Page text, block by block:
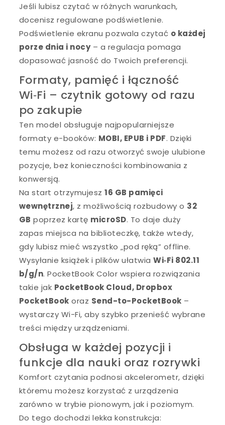
Jeśli lubisz czytać w różnych warunkach,
docenisz regulowane podświetlenie.
Podświetlenie ekranu pozwala czytać o każdej
porze dnia i nocy– a regulacja pomaga
dopasować jasność do Twoich preferencji.
Formaty, pamięć i łączność
Wi‑Fi – czytnik gotowy od razu
po zakupie
Ten model obsługuje najpopularniejsze
formaty e-booków: MOBI, EPUB i PDF. Dzięki
temu możesz od razu otworzyć swoje ulubione
pozycje, bez konieczności kombinowania z
konwersją.
Na start otrzymujesz16 GB pamięci
wewnętrznej, z możliwością rozbudowy o 32
GB poprzez kartę microSD. To daje duży
zapas miejsca na biblioteczkę, także wtedy,
gdy lubisz mieć wszystko „pod ręką” offline.
Wysyłanie książek i plików ułatwiaWi‑Fi 802.11
b/g/n. PocketBook Color wspiera rozwiązania
takie jak PocketBook Cloud, Dropbox
PocketBook oraz Send-to-PocketBook –
wystarczy Wi-Fi, aby szybko przenieść wybrane
treści między urządzeniami.
Obsługa w każdej pozycji i
funkcje dla nauki oraz rozrywki
Komfort czytania podnosi akcelerometr, dzięki
któremu możesz korzystać z urządzenia
zarówno w trybie pionowym, jak i poziomym.
Do tego dochodzi lekka konstrukcja: